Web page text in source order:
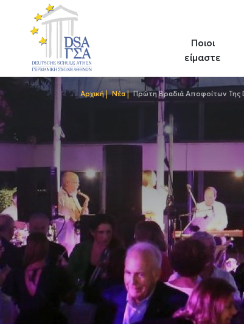
Ποιοι
είμαστε
Breadcrumb
Αρχική Νέα Πρώτη Βραδιά Αποφοίτων Της